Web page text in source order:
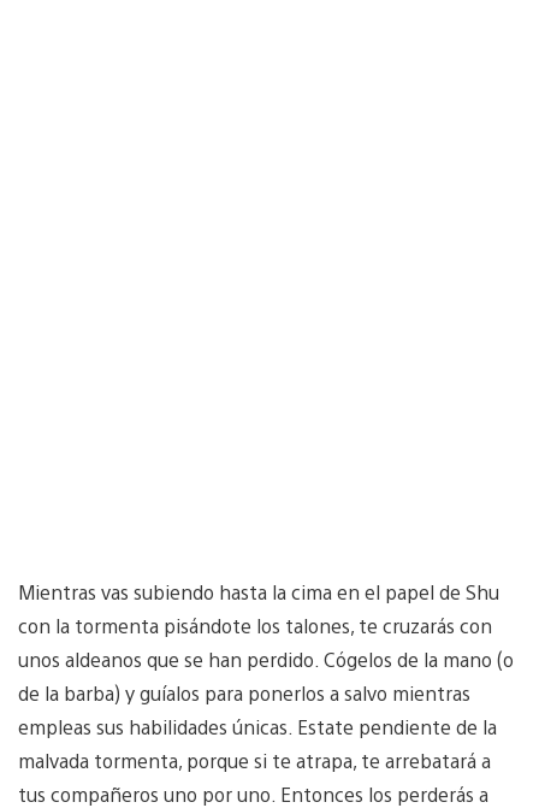
Mientras vas subiendo hasta la cima en el papel de Shu
con la tormenta pisándote los talones, te cruzarás con
unos aldeanos que se han perdido. Cógelos de la mano (o
de la barba) y guíalos para ponerlos a salvo mientras
empleas sus habilidades únicas. Estate pendiente de la
malvada tormenta, porque si te atrapa, te arrebatará a
tus compañeros uno por uno. Entonces los perderás a